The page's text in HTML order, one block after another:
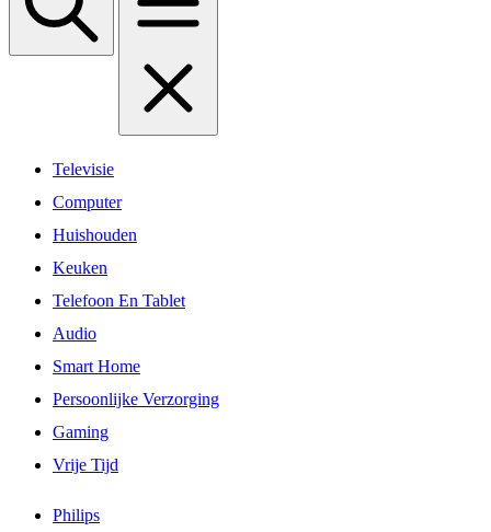
Televisie
Computer
Huishouden
Keuken
Telefoon En Tablet
Audio
Smart Home
Persoonlijke Verzorging
Gaming
Vrije Tijd
Philips